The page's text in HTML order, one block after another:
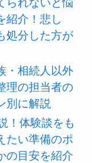
紹介！悲し
処分した方が
・相続人以外
理の担当者の
別に解説
！体験談をも
たい準備のポ
の目安を紹介